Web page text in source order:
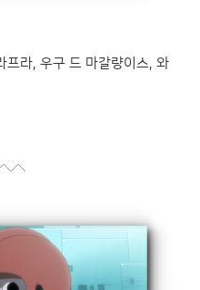
프라, 우구 드 마갈량이스, 와